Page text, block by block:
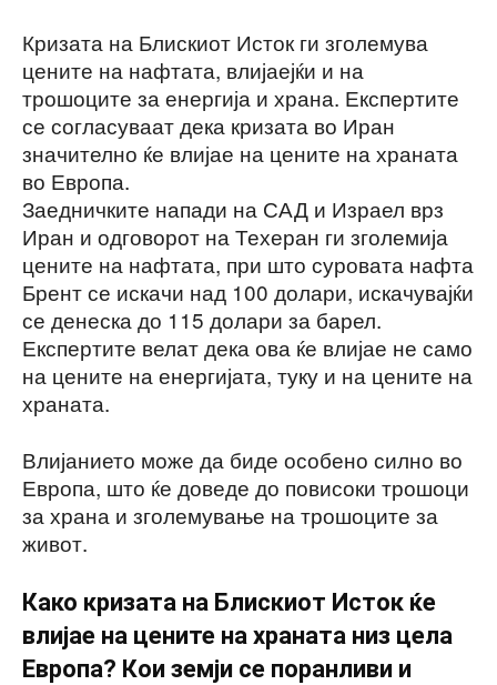
Кризата на Блискиот Исток ги зголемува
цените на нафтата, влијаејќи и на
трошоците за енергија и храна. Експертите
се согласуваат дека кризата во Иран
значително ќе влијае на цените на храната
во Европа.
Заедничките напади на САД и Израел врз
Иран и одговорот на Техеран ги зголемија
цените на нафтата, при што суровата нафта
Брент се искачи над 100 долари, искачувајќи
се денеска до 115 долари за барел.
Експертите велат дека ова ќе влијае не само
на цените на енергијата, туку и на цените на
храната.
Влијанието може да биде особено силно во
Европа, што ќе доведе до повисоки трошоци
за храна и зголемување на трошоците за
живот.
Како кризата на Блискиот Исток ќе
влијае на цените на храната низ цела
Европа? Кои земји се поранливи и